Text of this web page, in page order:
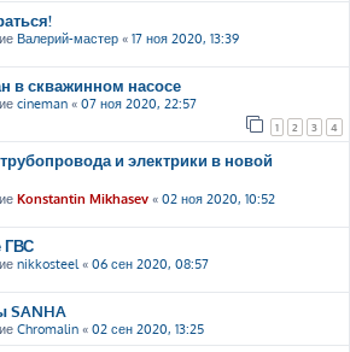
Валерий-мастер « 17 ноя 2020, 13:39
в скважинном насосе
cineman « 07 ноя 2020, 22:57
1 2 3 4
и электрики в новой
Konstantin Mikhasev « 02 ноя 2020, 10:52
ГВС
nikkosteel« 06 сен 2020, 08:57
SANHA
Chromalin « 02 сен 2020, 13:25